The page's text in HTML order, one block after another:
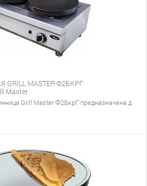
MASTER Ф2БКРГ
Master
Grill Master Ф2БкрГ предназначена д